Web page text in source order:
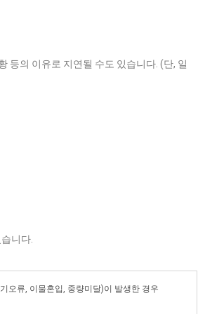
등의 이유로 지연될 수도 있습니다. (단, 일
니다.
오류, 이물혼입, 중량미달)이 발생한 경우